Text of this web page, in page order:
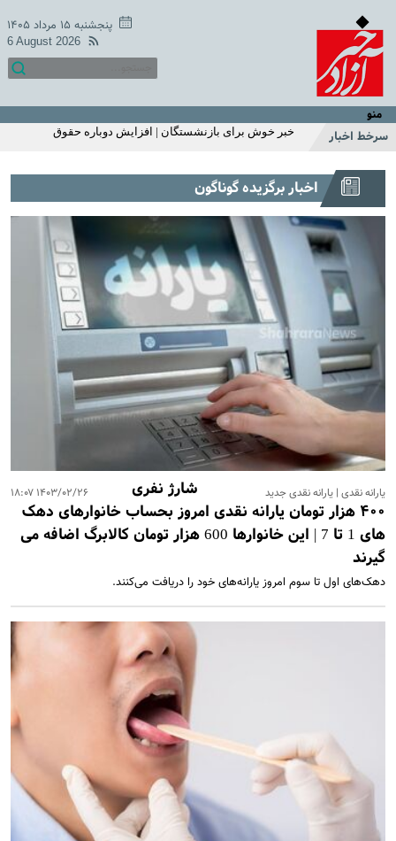
پنجشنبه ۱۵ مرداد ۱۴۰۵
6 August 2026
منو
سرخط اخبار
افزایش حقوق بازنشستگان در دو سطح و مبلغ متفاوت +
اگر زیاد می خوابید حتما بخوانید | ۱۱ بلای مرگبار خواب زیاد که
متناسب سازی حقوق بازنشستگان و مستمری بگیران اعلام شد
خبر خوش برای بازنشستگان | افزایش دوباره حقوق
استارت واریز یارانه نقدی با تغییرات اضافه 1 میلیونی برای این
خانوارها | واریز یارانه نقدی مرحله ای شد | استعلام آخرین
وضعیت دهک بندی و مبلغ یارانه با کدملی
شارژ 2/200/000 تومانی حساب یارانه نقدی خانوار تک فرزند با
این شرط | استارت واریز یارانه نقدی اردیبهشت ماه از این
هفته | این خانوارها این ماه یارانه اضافی می گیرند
تومانی از این ماه | استعلام یارانه با موبایل
خبر غافلگیر کننده یارانه ای دولت برای مردم با طرح جدید |
افزایش مبلغ یارانه نقدی به 620/000 تومان | ثبت‌نام برای
یارانه ۱ میلیون تومانی فجرانه
قول عجیب جواد خیابانی به مارادونا | جواد خیابانی: مصاحبه
مارادونا بعد از مرگ من منتشر می‌شود +فیلم
عکس منوچهر هادی از لشکر فامیلا | سلفی خاص منوچهر هادی
از مراسم سالگرد پدرش +عکس
پاسخ جالب نعیمه نظام دوست به سئوالی درباره ازدواج | نعیمه
نظام‌دوست، مهران مدیری را از خنده روده‌بُر کرد +فیلم
بهاره رهنما رفت آمریکا | سوژه شدن استایل جنجالی بهاره
رهنما در آمریکا +عکس
میزان مبلغ جدید افزایش حقوق بازنشستگان تامین اجتماعی |
افزایش حقوق بازنشستگان در دو سطح و مبلغ متفاوت +
جزییات
اخبار برگزیده گوناگون
۱۴۰۳/۰۲/۲۶ ۱۸:۰۷ یارانه نقدی | یارانه نقدی جدید
شارژ نفری
۴۰۰ هزار تومان یارانه نقدی امروز بحساب خانوارهای دهک
های 1 تا 7 | این خانوارها 600 هزار تومان کالابرگ اضافه می
گیرند
دهک‌های اول تا سوم امروز یارانه‌های خود را دریافت می‌کنند.